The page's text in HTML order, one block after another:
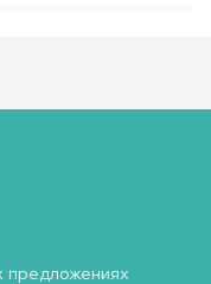
предложениях